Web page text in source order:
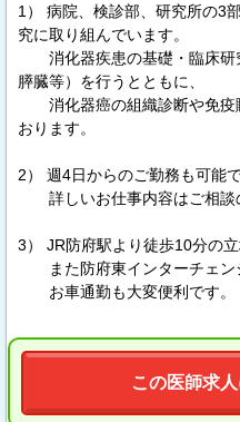
1） 病院、検診部、研究所の3
究に取り組んでいます。
消化器疾患の基礎・臨床研
膵臓等）を行うとともに、
消化器癌の組織診断や免疫
おります。
2） 週4日からのご勤務も可能で
詳しいお仕事内容はご相談
3） JR防府駅より徒歩10分の立
また防府東インターチェン
お車通勤も大変便利です。
この医師求